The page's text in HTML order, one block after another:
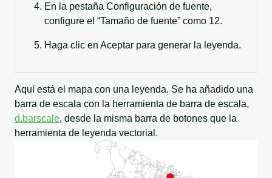
En la pestaña Configuración de fuente,
configure el “Tamaño de fuente” como 12.
Haga clic en Aceptar para generar la leyenda.
Aquí está el mapa con una leyenda. Se ha añadido una
barra de escala con la herramienta de barra de escala,
d.barscale, desde la misma barra de botones que la
herramienta de leyenda vectorial.